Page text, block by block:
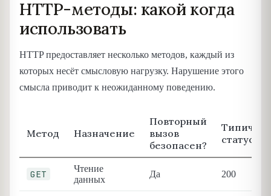
HTTP-методы: какой когда
использовать
HTTP предоставляет несколько методов, каждый из
которых несёт смысловую нагрузку. Нарушение этого
смысла приводит к неожиданному поведению.
Метод Назначение
Повторный
вызов
безопасен?
статус
GET
Чтение
данных
Да 200